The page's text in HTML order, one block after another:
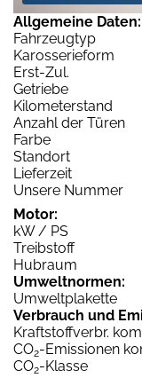
Allgemeine Daten:
Fahrzeugtyp
Karosserieform
Erst-Zul.
Getriebe
Kilometerstand
Anzahl der Türen
Farbe
Standort
Lieferzeit
Unsere Nummer
Motor:
kW / PS
Treibstoff
Hubraum
Umweltnormen:
Umweltplakette
Verbrauch und
Kraftstoffverbr.
CO2-Emissionen
CO2-Klasse